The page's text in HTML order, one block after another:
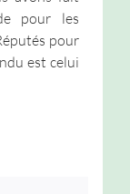
pour les
pour
est celui